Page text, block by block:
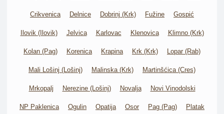
Crikvenica Delnice Dobrinj (Krk) Fužine Gospić
Ilovik (Ilovik) Jelvica Karlovac Klenovica Klimno (Krk)
Kolan (Pag) Korenica Krapina Krk (Krk) Lopar (Rab)
Mali Lošinj (Lošinj) Malinska (Krk) Martinšćica (Cres)
Mrkopalj Nerezine (Lošinj) Novalja Novi Vinodolski
NP Paklenica Ogulin Opatija Osor Pag (Pag) Platak